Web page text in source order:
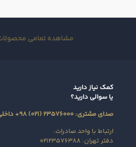
مشاهده تمامی
کمک نیاز دارید
یا سوالی دارید؟
صدای مشتری: ۲۳۵۷۶۰۰۰ (۰۲۱) ۹۸+ داخلی ۵
ارتباط با واحد صادرات:
دفتر تهران: ۰۲۱۲۳۵۷۶۳۸۸